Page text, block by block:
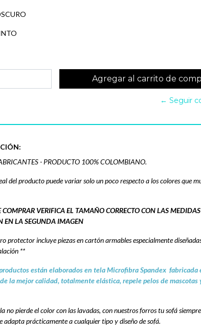
← Seguir
- PRODUCTO 100% COLOMBIANO.
del producto puede variar solo un poco respecto a los colores que
COMPRAR VERIFICA EL TAMAÑO CORRECTO CON LAS
EN LA SEGUNDA IMAGEN
protector incluye piezas en cartón armables especialmente
**
están elaborados en tela Microfibra Spandex fabricada
la mejor calidad, totalmente elástica, repele pelos de mascotas
no pierde el color con las lavadas, con nuestros forros tu sofá
adapta prácticamente a cualquier tipo y diseño de sofá.